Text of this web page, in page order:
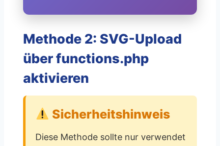
Methode 2: SVG-Upload
über functions.php
aktivieren
Sicherheitshinweis
Diese Methode sollte nur verwendet